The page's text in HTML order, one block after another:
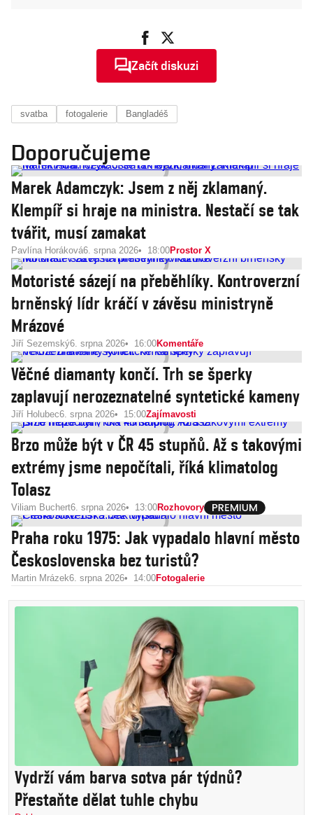
Začít diskuzi
svatba fotogalerie Bangladéš
Doporučujeme
Marek Adamczyk: Jsem z něj zklamaný.
Klempíř si hraje na ministra. Nestačí se tak
tvářit, musí zamakat
Pavlína Horáková6. srpna 2026 18:00Prostor X
Motoristé sázejí na přeběhlíky. Kontroverzní
brněnský lídr kráčí v závěsu ministryně
Mrázové
Jiří Sezemský6. srpna 2026 16:00Komentáře
Věčné diamanty končí. Trh se šperky
zaplavují nerozeznatelné syntetické kameny
Jiří Holubec6. srpna 2026 15:00Zajímavosti
Brzo může být v ČR 45 stupňů. Až s takovými
extrémy jsme nepočítali, říká klimatolog
Tolasz
Viliam Buchert6. srpna 2026 13:00Rozhovory
Praha roku 1975: Jak vypadalo hlavní město
Československa bez turistů?
Martin Mrázek6. srpna 2026 14:00Fotogalerie
Vydrží vám barva sotva pár týdnů?
Přestaňte dělat tuhle chybu